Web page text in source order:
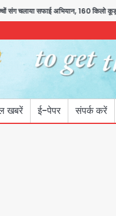
सफाई अभियान, 160 किलो कूड़ा हटाया
खबरें ई-पेपर संपर्क करें